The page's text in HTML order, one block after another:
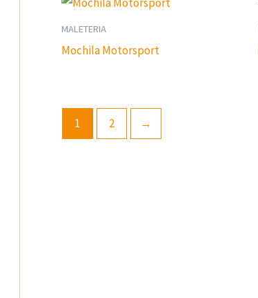
MALETERIA
Mochila Motorsport
1 2 →